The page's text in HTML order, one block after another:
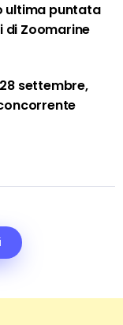
ultima puntata
di Zoomarine
settembre,